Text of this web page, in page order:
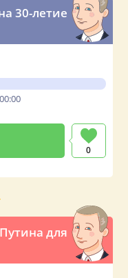
30-летие
00:00
0
для